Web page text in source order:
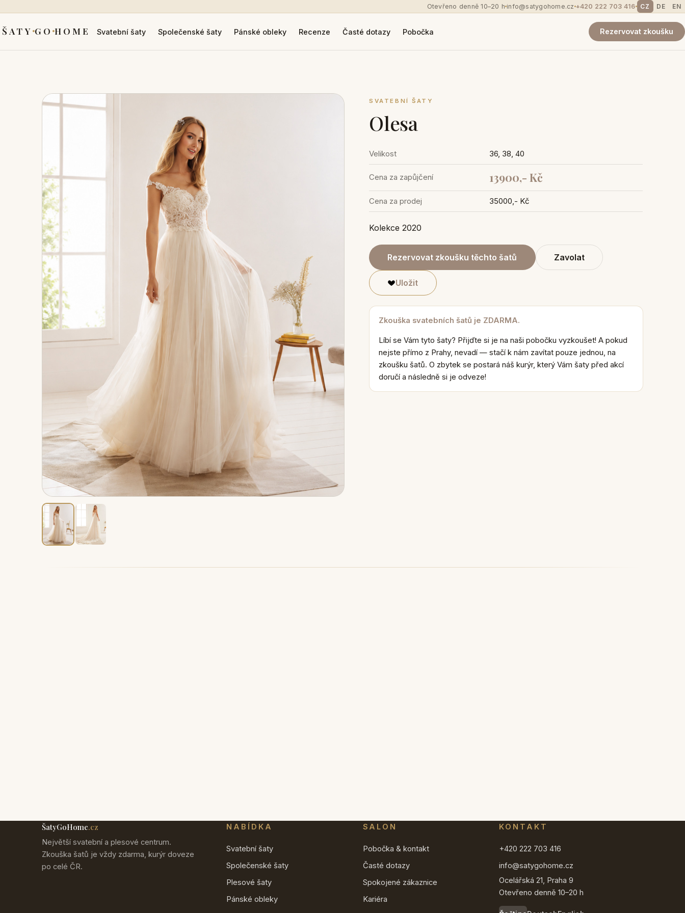
Otevřeno denně 10–20 h info@satygohome.cz +420 222 703 416 CZ DE EN
ŠATY GOHOME Svatební šaty Společenské šaty Pánské obleky Recenze Časté dotazy Pobočka Rezervovat zkoušku
SVATEBNÍ ŠATY
Olesa
Velikost 36, 38, 40
Cena za zapůjčení 13900,- Kč
Cena za prodej 35000,- Kč
Kolekce 2020
Rezervovat zkoušku těchto šatů Zavolat
Uložit
Zkouška svatebních šatů je ZDARMA.
Líbí se Vám tyto šaty? Přijďte si je na naši pobočku vyzkoušet! A pokud
nejste přímo z Prahy, nevadí — stačí k nám zavítat pouze jednou, na
zkoušku šatů. O zbytek se postará náš kurýr, který Vám šaty před akcí
doručí a následně si je odveze!
ŠatyGoHome.cz
Největší svatební a plesové centrum.
Zkouška šatů je vždy zdarma, kurýr doveze
po celé ČR.
NABÍDKA
Svatební šaty
Společenské šaty
Plesové šaty
Pánské obleky
SALON
Pobočka & kontakt
Časté dotazy
Spokojené zákaznice
Kariéra
KONTAKT
+420 222 703 416
info@satygohome.cz
Ocelářská 21, Praha 9
Otevřeno denně 10–20 h